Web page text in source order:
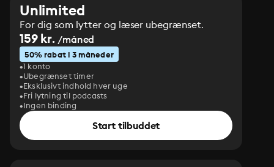
Unlimited
For dig som lytter og læser ubegrænset.
159 kr. /måned
50% rabat i 3 måneder
1 konto
Ubegrænset timer
Eksklusivt indhold hver uge
Fri lytning til podcasts
Ingen binding
Start tilbuddet